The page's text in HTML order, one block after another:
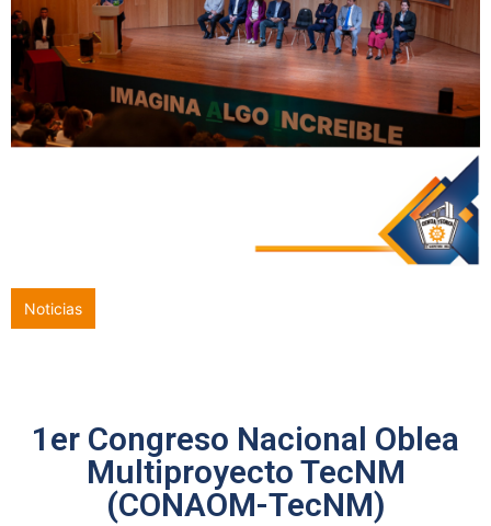
Noticias
1er Congreso Nacional Oblea
Multiproyecto TecNM
(CONAOM-TecNM)